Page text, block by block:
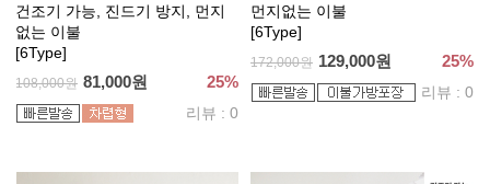
건조기 가능, 진드기 방지, 먼지
없는 이불
[6Type]
108,000원 81,000원 25%
리뷰 : 0
먼지없는 이불
[6Type]
172,000원 129,000원 25%
리뷰 : 0